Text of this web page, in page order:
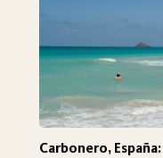
Carbonero,